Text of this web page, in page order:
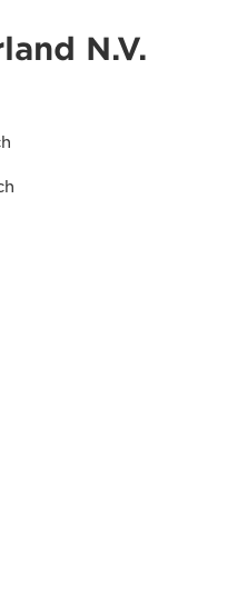
N.V.